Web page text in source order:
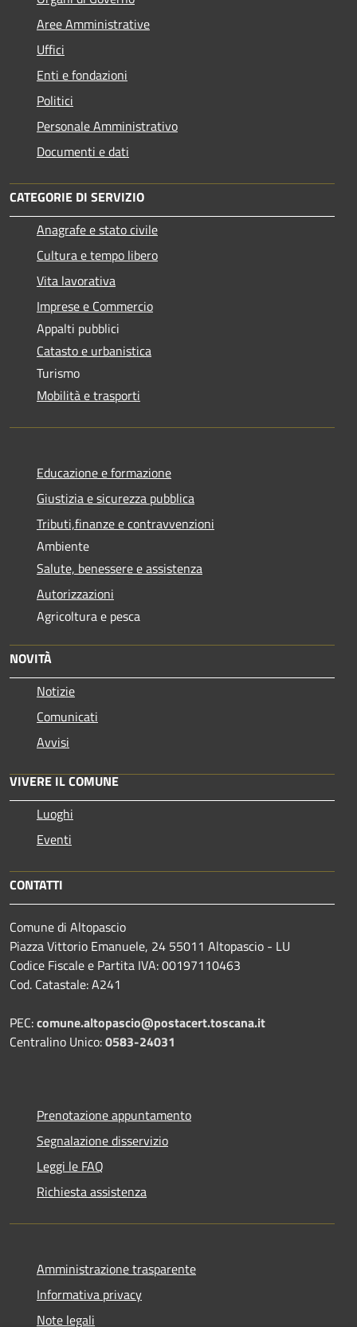
Aree Amministrative
Uffici
Enti e fondazioni
Politici
Personale Amministrativo
Documenti e dati
CATEGORIE DI SERVIZIO
Anagrafe e stato civile
Cultura e tempo libero
Vita lavorativa
Imprese e Commercio
Appalti pubblici
Catasto e urbanistica
Turismo
Mobilità e trasporti
Educazione e formazione
Giustizia e sicurezza pubblica
Tributi,finanze e contravvenzioni
Ambiente
Salute, benessere e assistenza
Autorizzazioni
Agricoltura e pesca
NOVITÀ
Notizie
Comunicati
Avvisi
VIVERE IL COMUNE
Luoghi
Eventi
CONTATTI
Comune di Altopascio
Piazza Vittorio Emanuele, 24 55011 Altopascio - LU
Codice Fiscale e Partita IVA: 00197110463
Cod. Catastale: A241
PEC:comune.altopascio@postacert.toscana.it
Centralino Unico:0583-24031
Prenotazione appuntamento
Segnalazione disservizio
Leggi le FAQ
Richiesta assistenza
Amministrazione trasparente
Informativa privacy
Note legali